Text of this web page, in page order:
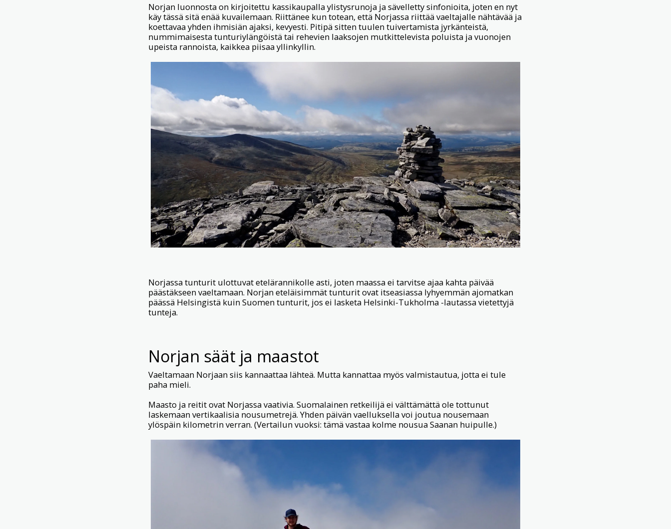
Norjan luonnosta on kirjoitettu kassikaupalla ylistysrunoja ja sävelletty sinfonioita, joten en nyt
käy tässä sitä enää kuvailemaan. Riittänee kun totean, että Norjassa riittää vaeltajalle nähtävää ja
koettavaa yhden ihmisiän ajaksi, kevyesti. Pitipä sitten tuulen tuivertamista jyrkänteistä,
nummimaisesta tunturiylängöistä tai rehevien laaksojen mutkittelevista poluista ja vuonojen
upeista rannoista, kaikkea piisaa yllinkyllin.
Norjassa tunturit ulottuvat etelärannikolle asti, joten maassa ei tarvitse ajaa kahta päivää
päästäkseen vaeltamaan. Norjan eteläisimmät tunturit ovat itseasiassa lyhyemmän ajomatkan
päässä Helsingistä kuin Suomen tunturit, jos ei lasketa Helsinki-Tukholma -lautassa vietettyjä
tunteja.
Norjan säät ja maastot
Vaeltamaan Norjaan siis kannaattaa lähteä. Mutta kannattaa myös valmistautua, jotta ei tule
paha mieli.
Maasto ja reitit ovat Norjassa vaativia. Suomalainen retkeilijä ei välttämättä ole tottunut
laskemaan vertikaalisia nousumetrejä. Yhden päivän vaelluksella voi joutua nousemaan
ylöspäin kilometrin verran. (Vertailun vuoksi: tämä vastaa kolme nousua Saanan huipulle.)